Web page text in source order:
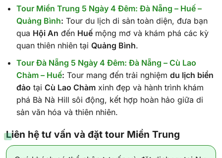
Tour Miền Trung 5 Ngày 4 Đêm: Đà Nẵng – Huế –
Quảng Bình: Tour du lịch di sản toàn diện, đưa bạn
qua Hội An đến Huếmộng mơ và khám phá các kỳ
quan thiên nhiên tại Quảng Bình.
Tour Đà Nẵng 5 Ngày 4 Đêm: Đà Nẵng – Cù Lao
Chàm – Huế: Tour mang đến trải nghiệm du lịch biển
đảo tại Cù Lao Chàmxinh đẹp và hành trình khám
phá Bà Nà Hill sôi động, kết hợp hoàn hảo giữa di
sản văn hóa và thiên nhiên.
Liên hệ tư vấn và đặt tour Miền Trung